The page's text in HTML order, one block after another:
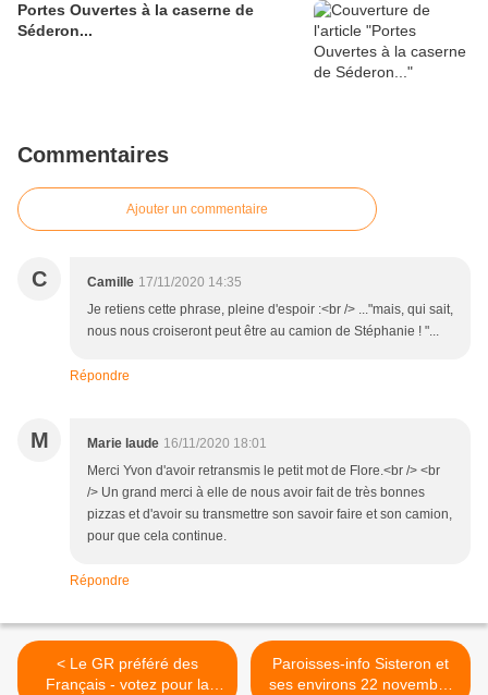
Portes Ouvertes à la caserne de
Séderon...
Commentaires
Ajouter un commentaire
C Camille 17/11/2020 14:35
Je retiens cette phrase, pleine d'espoir :<br /> ..."mais, qui sait,
nous nous croiseront peut être au camion de Stéphanie ! "...
Répondre
M Marie laude 16/11/2020 18:01
Merci Yvon d'avoir retransmis le petit mot de Flore.<br /> <br
/> Un grand merci à elle de nous avoir fait de très bonnes
pizzas et d'avoir su transmettre son savoir faire et son camion,
pour que cela continue.
Répondre
< Le GR préféré des
Français - votez pour la
Paroisses-info Sisteron et
ses environs 22 novembre